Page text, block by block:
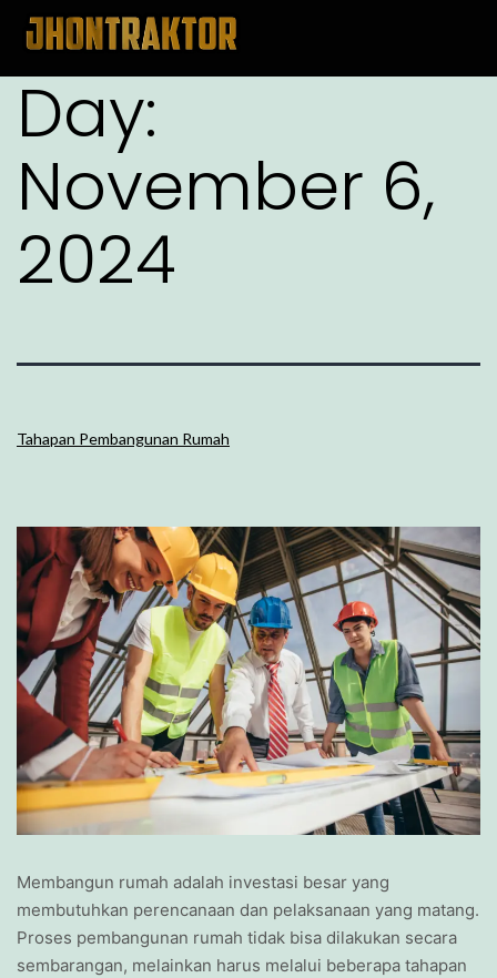
Day:
November 6,
2024
Tahapan Pembangunan Rumah
Membangun rumah adalah investasi besar yang
membutuhkan perencanaan dan pelaksanaan yang matang.
Proses pembangunan rumah tidak bisa dilakukan secara
sembarangan, melainkan harus melalui beberapa tahapan